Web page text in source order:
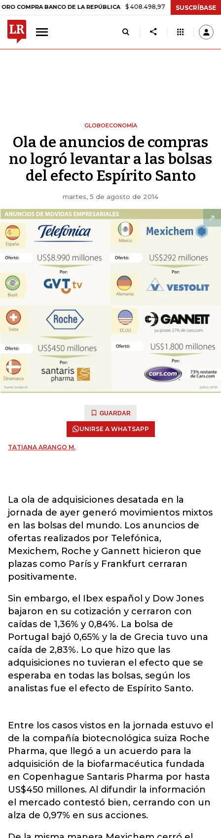
BANCO DE LA REPÚBLICA $ 408.498,97 +$ 8.753,81 +2,19%
SUSCRÍBASE
GLOBOECONOMÍA
Ola de anuncios de compras
no logró levantar a las bolsas
del efecto Espírito Santo
martes, 5 de agosto de 2014
GUARDAR
UNIRSE A WHATSAPP
TATIANA ARANGO M.
La ola de adquisiciones desatada en la
jornada de ayer generó movimientos mixtos
en las bolsas del mundo. Los anuncios de
ofertas realizados por Telefónica,
Mexichem, Roche y Gannett hicieron que
plazas como París y Frankfurt cerraran
positivamente.
Sin embargo, el Ibex español y Dow Jones
bajaron en su cotización y cerraron con
caídas de 1,36% y 0,84%. La bolsa de
Portugal bajó 0,65% y la de Grecia tuvo una
caída de 2,83%. Lo que hizo que las
adquisiciones no tuvieran el efecto que se
esperaba en todas las bolsas, según los
analistas fue el efecto de Espírito Santo.
Entre los casos vistos en la jornada estuvo el
de la compañía biotecnológica suiza Roche
Pharma, que llegó a un acuerdo para la
adquisición de la biofarmacéutica fundada
en Copenhague Santaris Pharma por hasta
US$450 millones. Al difundir la información
el mercado contestó bien, cerrando con un
alza de 0,97% en sus acciones.